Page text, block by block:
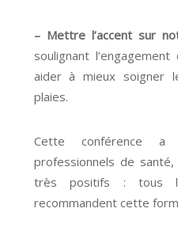
– Mettre l’accent sur
soulignant
aider à mieux soigner
plaies.
Cette conférence
professionnels de
très positifs : tous
recommandent cette